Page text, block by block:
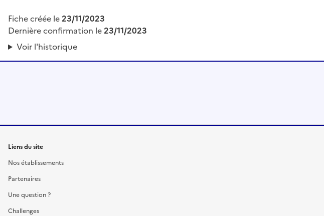
Fiche créée le23/11/2023
Dernière confirmation le23/11/2023
Voir l'historique
Liens du site
Nos établissements
Partenaires
Une question ?
Challenges